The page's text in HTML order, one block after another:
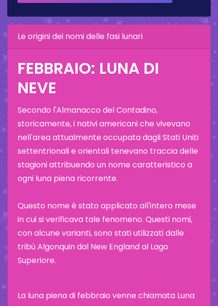
Le origini dei nomi delle fasi lunari
FEBBRAIO: LUNA DI
NEVE
Secondo l'Almanacco del Contadino,
storicamente, i nativi americani che vivevano
nell'area attualmente occupata dagli Stati Uniti
settentrionali e orientali tenevano traccia delle
stagioni attribuendo un nome caratteristico a
ogni luna piena ricorrente.
Questo nome è stato applicato all'intero mese
in cui si verificava tale fenomeno. Questi nomi,
con alcune varianti, sono stati utilizzati dalle
tribù Algonquin dal New England al Lago
Superiore.
La luna piena di febbraio venne chiamata Luna